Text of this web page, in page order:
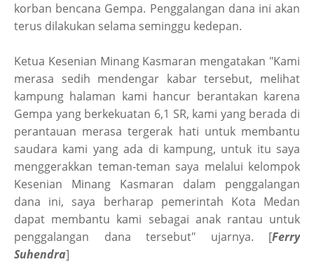
korban bencana Gempa. Penggalangan dana ini akan
terus dilakukan selama seminggu kedepan.
Ketua Kesenian Minang Kasmaran mengatakan "Kami
merasa sedih mendengar kabar tersebut, melihat
kampung halaman kami hancur berantakan karena
Gempa yang berkekuatan 6,1 SR, kami yang berada di
perantauan merasa tergerak hati untuk membantu
saudara kami yang ada di kampung, untuk itu saya
menggerakkan teman-teman saya melalui kelompok
Kesenian Minang Kasmaran dalam penggalangan
dana ini, saya berharap pemerintah Kota Medan
dapat membantu kami sebagai anak rantau untuk
penggalangan dana tersebut" ujarnya. [Ferry
Suhendra]